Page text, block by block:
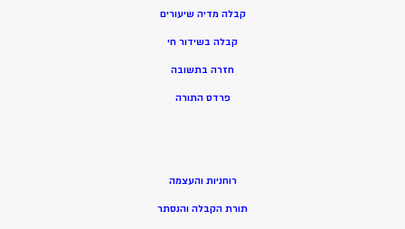
קבלה מדיה שיעורים
קבלה בשידור חי
חזרה בתשובה
פרדס התורה
רוחניות והעצמה
תורת הקבלה והנסתר